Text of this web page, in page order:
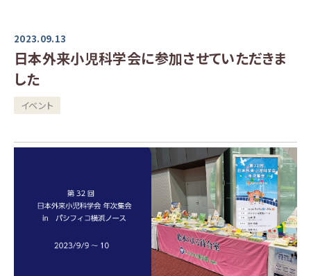
2023.09.13
日本外来小児科学会に参加させていただきま
した
イベント